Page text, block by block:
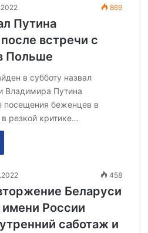
869
Путина
встречи с
Польше
в субботу назвал
Владимира Путина
посещения беженцев в
резкой критике…
458
Беларуси
имени России
саботаж и